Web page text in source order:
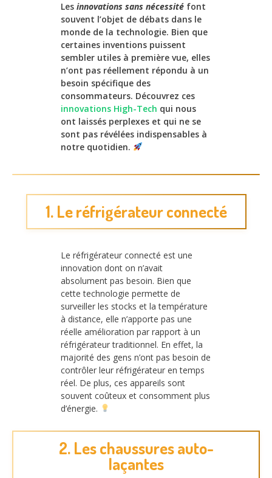
Les innovations sans nécessité font
souvent l’objet de débats dans le
monde de la technologie. Bien que
certaines inventions puissent
sembler utiles à première vue, elles
n’ont pas réellement répondu à un
besoin spécifique des
consommateurs. Découvrez ces
innovations High-Tech qui nous
ont laissés perplexes et qui ne se
sont pas révélées indispensables à
notre quotidien.
1. Le réfrigérateur connecté
Le réfrigérateur connecté est une
innovation dont on n’avait
absolument pas besoin. Bien que
cette technologie permette de
surveiller les stocks et la température
à distance, elle n’apporte pas une
réelle amélioration par rapport à un
réfrigérateur traditionnel. En effet, la
majorité des gens n’ont pas besoin de
contrôler leur réfrigérateur en temps
réel. De plus, ces appareils sont
souvent coûteux et consomment plus
d’énergie.
2. Les chaussures auto-
laçantes